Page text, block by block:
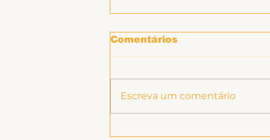
Informe sobre RSC
Comentários
Escreva um comentário